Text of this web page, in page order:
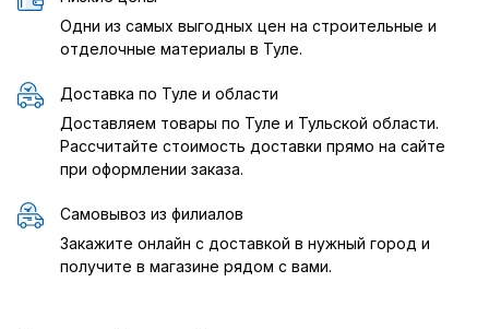
Одни из самых выгодных цен на строительные и
отделочные материалы в Туле.
Доставка по Туле и области
Доставляем товары по Туле и Тульской области.
Рассчитайте стоимость доставки прямо на сайте
при оформлении заказа.
Самовывоз из филиалов
Закажите онлайн с доставкой в нужный город и
получите в магазине рядом с вами.